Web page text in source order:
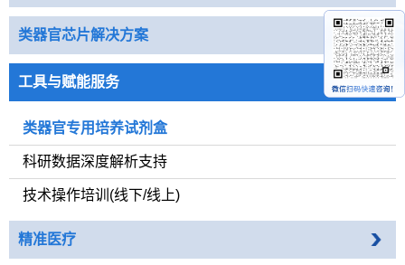
类器官芯片解决方案
工具与赋能服务
类器官专用培养试剂盒
科研数据深度解析支持
技术操作培训(线下/线上)
精准医疗